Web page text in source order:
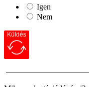
Igen
Nem
Küldés